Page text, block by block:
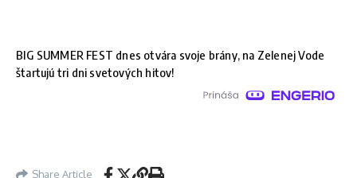
BIG SUMMER FEST dnes otvára svoje brány, na Zelenej Vode
štartujú tri dni svetových hitov!
Share Article